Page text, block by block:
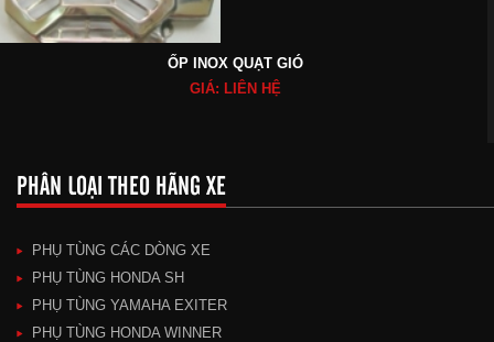
ỐP INOX QUẠT GIÓ
GIÁ: LIÊN HỆ
PHÂN LOẠI THEO HÃNG XE
PHỤ TÙNG CÁC DÒNG XE
PHỤ TÙNG HONDA SH
PHỤ TÙNG YAMAHA EXITER
PHỤ TÙNG HONDA WINNER